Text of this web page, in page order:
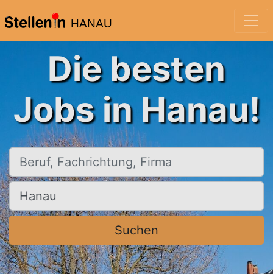
HANAU
Die besten
Jobs in Hanau!
Beruf, Fachrichtung, Firma
Ort, Stadt
Suchen